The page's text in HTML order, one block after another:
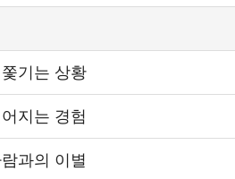
기는 상황
지는 경험
과의 이별